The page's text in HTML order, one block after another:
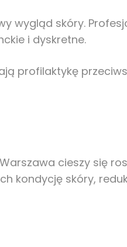
wygląd skóry.
i dyskretne.
profilaktykę
cieszy się
kondycję skóry,